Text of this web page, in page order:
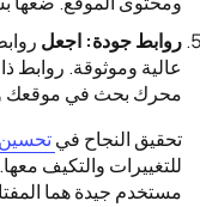
روابط جودة: اجعل
عالية وموثوقة. روابط
محرك بحث في موقعك
تحقيق النجاح في
للتغييرات والتكيف
مستخدم جيدة هما